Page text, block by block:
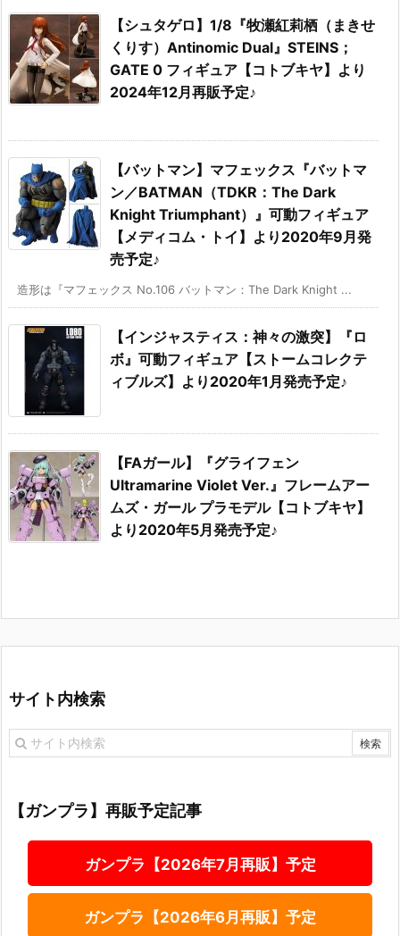
【シュタゲロ】1/8『牧瀬紅莉栖（まきせ
くりす）Antinomic Dual』STEINS；
GATE 0 フィギュア【コトブキヤ】より
2024年12月再販予定♪
【バットマン】マフェックス『バットマ
ン／BATMAN（TDKR：The Dark
Knight Triumphant）』可動フィギュア
【メディコム・トイ】より2020年9月発
売予定♪
造形は『マフェックス No.106 バットマン：The Dark Knight ...
【インジャスティス：神々の激突】『ロ
ボ』可動フィギュア【ストームコレクテ
ィブルズ】より2020年1月発売予定♪
【FAガール】『グライフェン
Ultramarine Violet Ver.』フレームアー
ムズ・ガール プラモデル【コトブキヤ】
より2020年5月発売予定♪
サイト内検索
【ガンプラ】再販予定記事
ガンプラ【2026年7月再販】予定
ガンプラ【2026年6月再販】予定